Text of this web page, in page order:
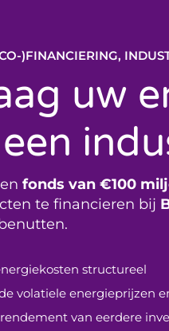
)FINANCIERING,
uw
fonds van €100
te financieren bij
structureel
volatiele energieprijzen
van eerdere